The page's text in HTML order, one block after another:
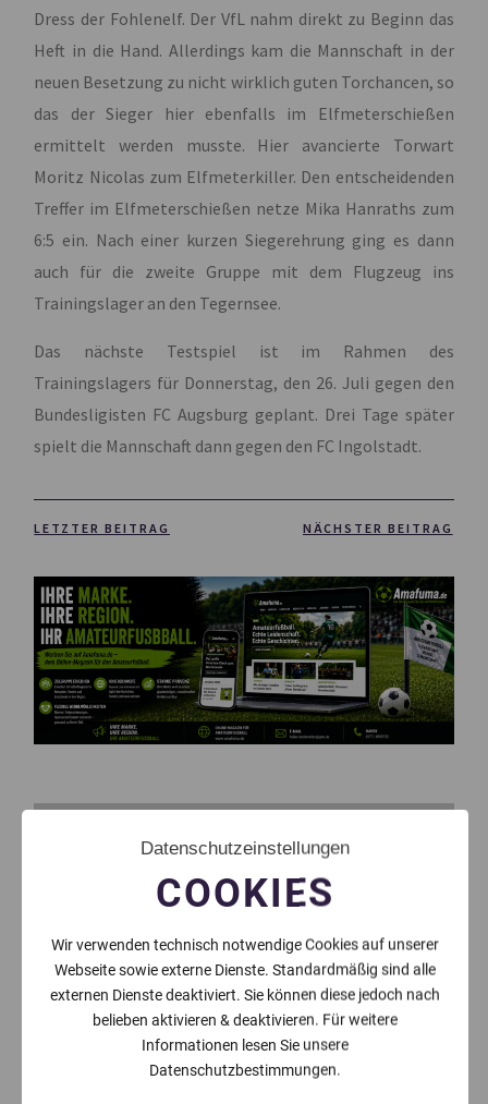
Dress der Fohlenelf. Der VfL nahm direkt zu Beginn das
Heft in die Hand. Allerdings kam die Mannschaft in der
neuen Besetzung zu nicht wirklich guten Torchancen, so
das der Sieger hier ebenfalls im Elfmeterschießen
ermittelt werden musste. Hier avancierte Torwart
Moritz Nicolas zum Elfmeterkiller. Den entscheidenden
Treffer im Elfmeterschießen netze Mika Hanraths zum
6:5 ein. Nach einer kurzen Siegerehrung ging es dann
auch für die zweite Gruppe mit dem Flugzeug ins
Trainingslager an den Tegernsee.
Das nächste Testspiel ist im Rahmen des
Trainingslagers für Donnerstag, den 26. Juli gegen den
Bundesligisten FC Augsburg geplant. Drei Tage später
spielt die Mannschaft dann gegen den FC Ingolstadt.
LETZTER BEITRAG NÄCHSTER BEITRAG
Datenschutzeinstellungen
COOKIES
Wir verwenden technisch notwendige Cookies auf unserer
Webseite sowie externe Dienste. Standardmäßig sind alle
externen Dienste deaktiviert. Sie können diese jedoch nach
belieben aktivieren & deaktivieren. Für weitere
Informationen lesen Sie unsere
Datenschutzbestimmungen.